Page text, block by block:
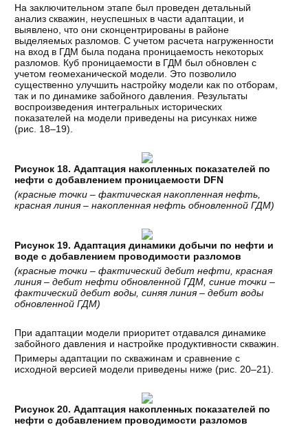
На заключительном этапе был проведен детальный
анализ скважин, неуспешных в части адаптации, и
выявлено, что они сконцентрированы в районе
выделяемых разломов. С учетом расчета нагруженности
на вход в ГДМ была подана проницаемость некоторых
разломов. Куб проницаемости в ГДМ был обновлен с
учетом геомеханической модели. Это позволило
существенно улучшить настройку модели как по отборам,
так и по динамике забойного давления. Результаты
воспроизведения интегральных исторических
показателей на модели приведены на рисунках ниже
(рис. 18–19).
Рисунок 18. Адаптация накопленных показателей по
нефти с добавлением проницаемости DFN
(красные точки – фактическая накопленная нефть,
красная линия – накопленная нефть обновленной ГДМ)
Рисунок 19. Адаптация динамики добычи по нефти и
воде с добавлением проводимости разломов
(красные точки – фактический дебит нефти, красная
линия – дебит нефти обновленной ГДМ, синие точки –
фактический дебит воды, синяя линия – дебит воды
обновленной ГДМ)
При адаптации модели приоритет отдавался динамике
забойного давления и настройке продуктивности скважин.
Примеры адаптации по скважинам и сравнение с
исходной версией модели приведены ниже (рис. 20–21).
Рисунок 20. Адаптация накопленных показателей по
нефти с добавлением проводимости разломов